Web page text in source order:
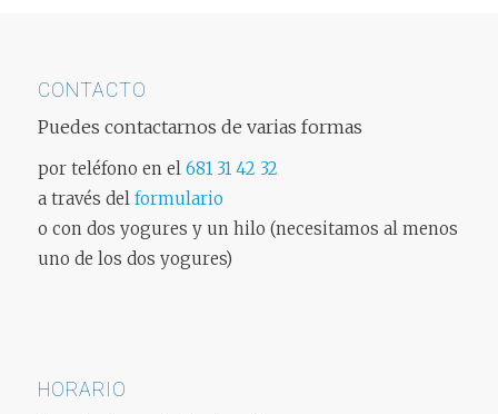
CONTACTO
Puedes contactarnos de varias formas
por teléfono en el 681 31 42 32
a través del formulario
o con dos yogures y un hilo (necesitamos al menos
uno de los dos yogures)
HORARIO